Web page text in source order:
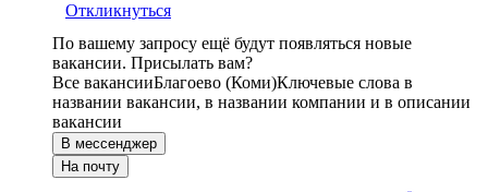
Откликнуться
По вашему запросу ещё будут появляться новые
вакансии. Присылать вам?
Все вакансииБлагоево (Коми)Ключевые слова в
названии вакансии, в названии компании и в описании
вакансии
В мессенджер
На почту